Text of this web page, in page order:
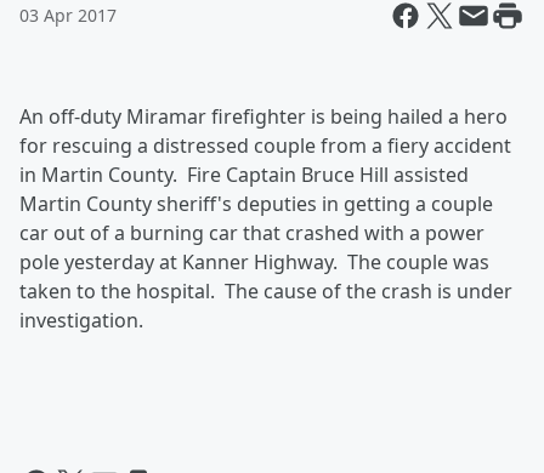
03 Apr 2017
An off-duty Miramar firefighter is being hailed a hero
for rescuing a distressed couple from a fiery accident
in Martin County. Fire Captain Bruce Hill assisted
Martin County sheriff's deputies in getting a couple
car out of a burning car that crashed with a power
pole yesterday at Kanner Highway. The couple was
taken to the hospital. The cause of the crash is under
investigation.